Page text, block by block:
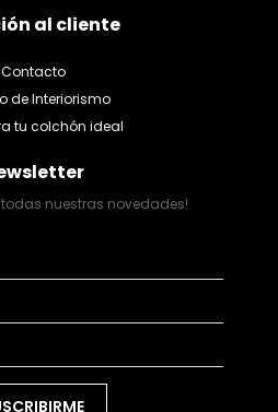
al cliente
Contacto
de Interiorismo
tu colchón ideal
todas nuestras novedades!